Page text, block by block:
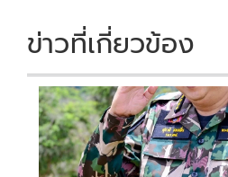
k k
ข่าวที่เกี่ยวข้อง